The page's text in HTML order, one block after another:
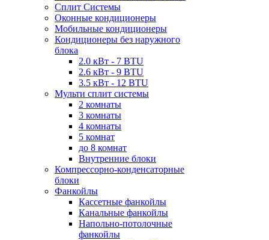
Сплит Системы
Оконные кондиционеры
Мобильные кондиционеры
Кондиционеры без наружного
блока
2.0 кВт - 7 BTU
2.6 кВт - 9 BTU
3.5 кВт - 12 BTU
Мульти сплит системы
2 комнаты
3 комнаты
4 комнаты
5 комнат
до 8 комнат
Внутренние блоки
Компрессорно-конденсаторные
блоки
Фанкойлы
Кассетные фанкойлы
Канальные фанкойлы
Напольно-потолочные
фанкойлы